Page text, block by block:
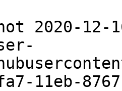
2020-
11eb-